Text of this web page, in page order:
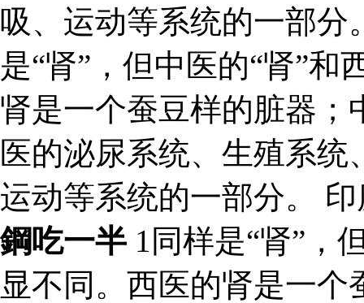
吸、运动等系统的一部分
是“肾”，但中医的“肾”和
肾是一个蚕豆样的脏器；
医的泌尿系统、生殖系
运动等系统的一部分。
鋼吃一半 1同样是“肾”，
显不同。西医的肾是一